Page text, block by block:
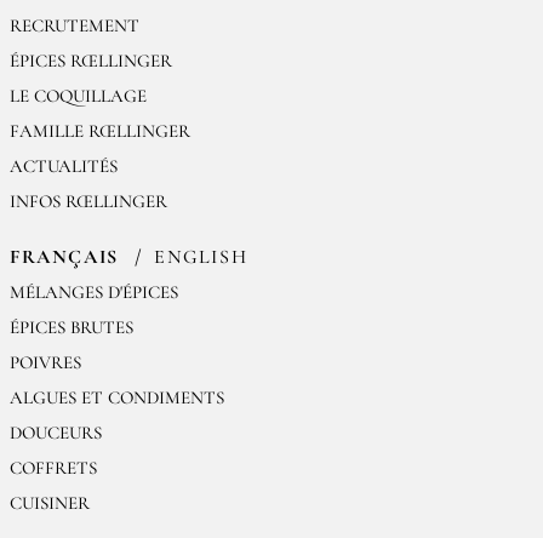
RECRUTEMENT
ÉPICES RŒLLINGER
LE COQUILLAGE
FAMILLE RŒLLINGER
ACTUALITÉS
INFOS RŒLLINGER
FRANÇAIS ENGLISH
MÉLANGES D'ÉPICES
ÉPICES BRUTES
POIVRES
ALGUES ET CONDIMENTS
DOUCEURS
COFFRETS
CUISINER